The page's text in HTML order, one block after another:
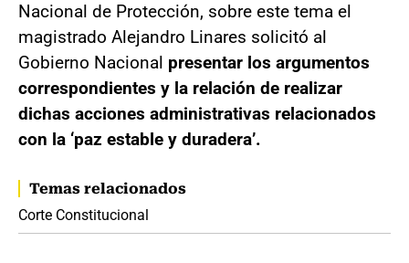
Nacional de Protección, sobre este tema el
magistrado Alejandro Linares solicitó al
Gobierno Nacional presentar los argumentos
correspondientes y la relación de realizar
dichas acciones administrativas relacionados
con la ‘paz estable y duradera’.
Temas relacionados
Corte Constitucional